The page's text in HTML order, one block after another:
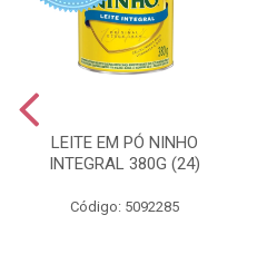
LEITE EM PÓ NINHO
INTEGRAL 380G (24)
Código: 5092285